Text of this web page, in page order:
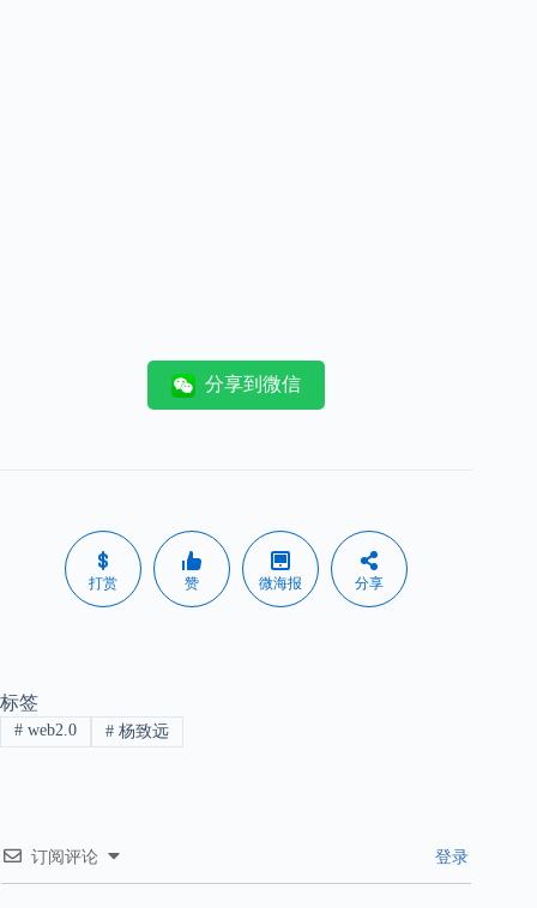
分享到微信
打赏 赞 微海报 分享
标签
#web2.0 #杨致远
订阅评论 登录